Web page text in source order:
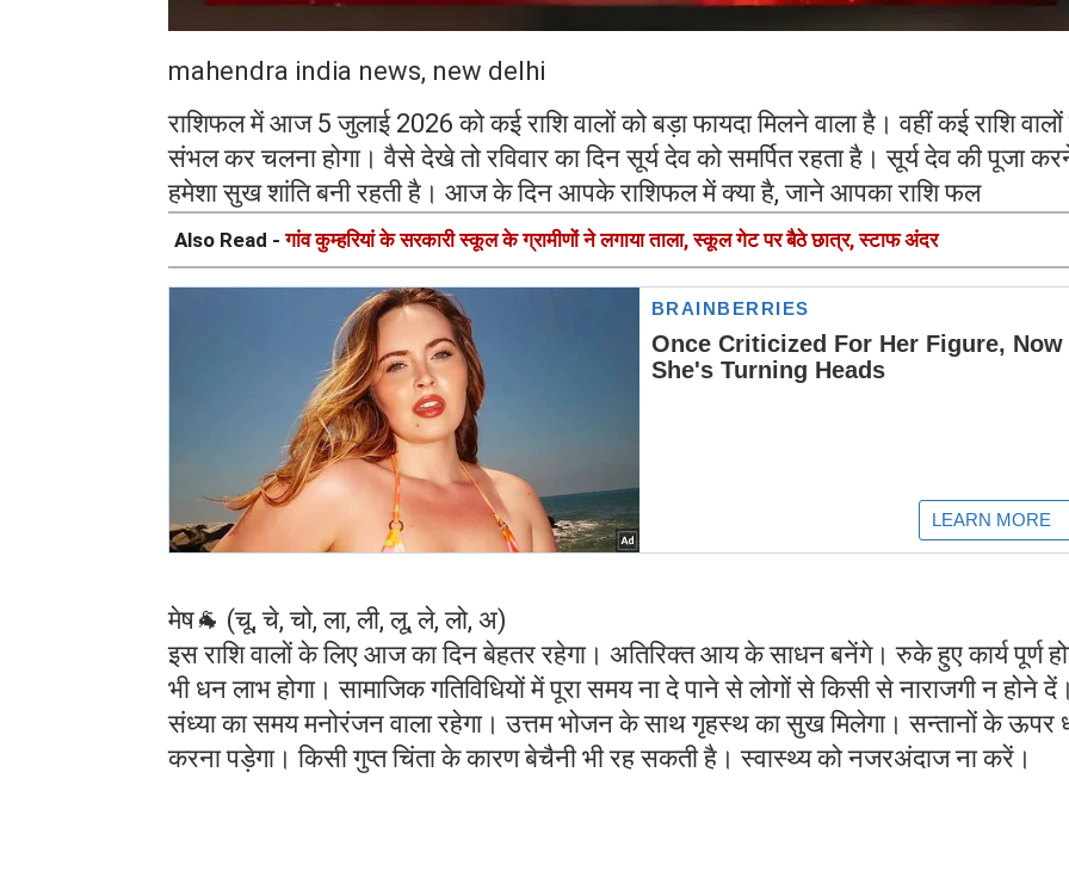
mahendra india news, new delhi
राशिफल में आज 5 जुलाई 2026 को कई राशि वालों को बड़ा फायदा मिलने वाला है। वहीं कई राशि वालों
संभल कर चलना होगा। वैसे देखे तो रविवार का दिन सूर्य देव को समर्पित रहता है। सूर्य देव की पूजा
हमेशा सुख शांति बनी रहती है। आज के दिन आपके राशिफल में क्या है, जाने आपका राशि फल
Also Read -गांव कुम्हरियां के सरकारी स्कूल के ग्रामीणों ने लगाया ताला, स्कूल गेट पर बैठे छात्र, स्टाफ अंदर
मेष🐐 (चू, चे, चो, ला, ली, लू, ले, लो, अ)
इस राशि वालों के लिए आज का दिन बेहतर रहेगा। अतिरिक्त आय के साधन बनेंगे। रुके हुए कार्य पूर्ण
भी धन लाभ होगा। सामाजिक गतिविधियों में पूरा समय ना दे पाने से लोगों से किसी से नाराजगी न होने दें।
संध्या का समय मनोरंजन वाला रहेगा। उत्तम भोजन के साथ गृहस्थ का सुख मिलेगा। सन्तानों के ऊपर
करना पड़ेगा। किसी गुप्त चिंता के कारण बेचैनी भी रह सकती है। स्वास्थ्य को नजरअंदाज ना करें।